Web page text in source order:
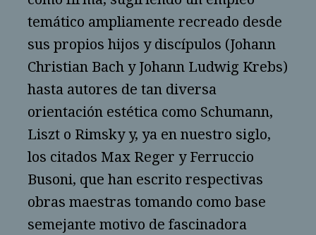
temático ampliamente recreado desde
sus propios hijos y discípulos (Johann
Christian Bach y Johann Ludwig Krebs)
hasta autores de tan diversa
orientación estética como Schumann,
Liszt o Rimsky y, ya en nuestro siglo,
los citados Max Reger y Ferruccio
Busoni, que han escrito respectivas
obras maestras tomando como base
semejante motivo de fascinadora